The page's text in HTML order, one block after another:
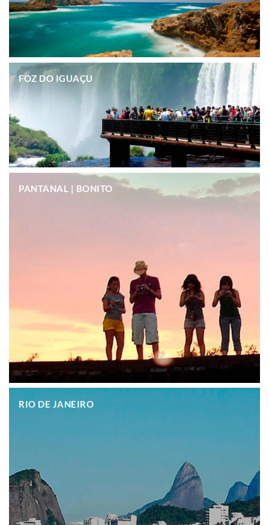
FOZ DO IGUAÇU
PANTANAL | BONITO
RIO DE JANEIRO